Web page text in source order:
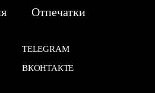
Отпечатки
TELEGRAM
ВКОНТАКТЕ